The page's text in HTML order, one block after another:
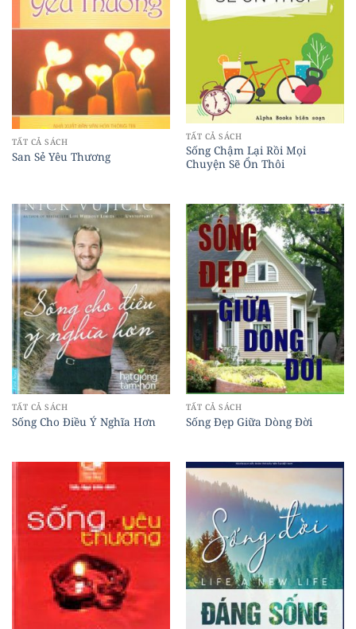
TẤT CẢ SÁCH
San Sẻ Yêu Thương
TẤT CẢ SÁCH
Sống Chậm Lại Rồi Mọi
Chuyện Sẽ Ổn Thôi
TẤT CẢ SÁCH
Sống Cho Điều Ý Nghĩa Hơn
TẤT CẢ SÁCH
Sống Đẹp Giữa Dòng Đời